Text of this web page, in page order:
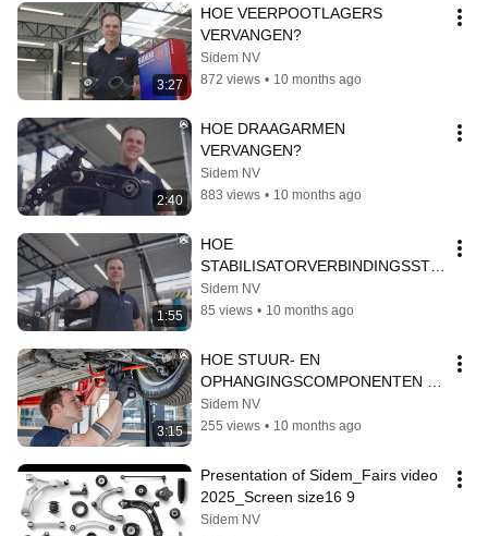
3:27
HOE VEERPOOTLAGERS
VERVANGEN?
Sidem NV
872 views • 10 months ago
2:40
HOE DRAAGARMEN
VERVANGEN?
Sidem NV
883 views • 10 months ago
1:55
HOE
STABILISATORVERBINDINGSSTA
NGEN VERVANGEN?
Sidem NV
85 views • 10 months ago
3:15
HOE STUUR- EN
OPHANGINGSCOMPONENTEN
CONTROLEREN?
Sidem NV
255 views • 10 months ago
Presentation of Sidem_Fairs video
2025_Screen size16 9
Sidem NV